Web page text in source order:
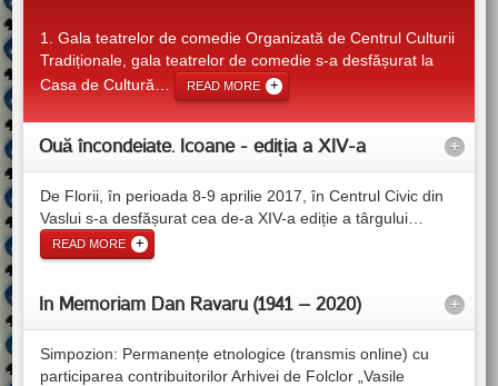
1. Gala teatrelor de comedie Organizată de Centrul Culturii
Tradiționale, gala teatrelor de comedie s-a desfășurat la
Casa de Cultură
READ MORE
Ouă încondeiate. Icoane - ediția a XIV-a +
De Florii, în perioada 8-9 aprilie 2017, în Centrul Civic din
Vaslui s-a desfășurat cea de-a XIV-a ediție a târgului
READ MORE
In Memoriam Dan Ravaru (1941 – 2020) +
Simpozion: Permanențe etnologice (transmis online) cu
participarea contribuitorilor Arhivei de Folclor „Vasile